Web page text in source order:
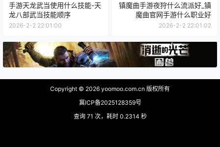
手游天龙武当使用什么技能-天
龙八部武当技能顺序
2026-2-2 22:01:00
镇魔曲手游夜狩什么流派好_镇
魔曲官网手游什么职业好
2026-2-2 22:01:02
Copyright © 2026 yoomoo.com.cn 版权所有
冀ICP备2025128359号
查询 71 次，耗时 0.2314 秒